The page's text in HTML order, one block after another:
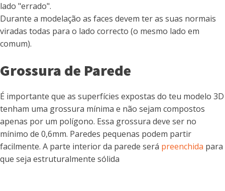
lado "errado".
Durante a modelação as faces devem ter as suas normais
viradas todas para o lado correcto (o mesmo lado em
comum).
Grossura de Parede
É importante que as superfícies expostas do teu modelo 3D
tenham uma grossura mínima e não sejam compostos
apenas por um polígono. Essa grossura deve ser no
mínimo de 0,6mm. Paredes pequenas podem partir
facilmente. A parte interior da parede será preenchida para
que seja estruturalmente sólida